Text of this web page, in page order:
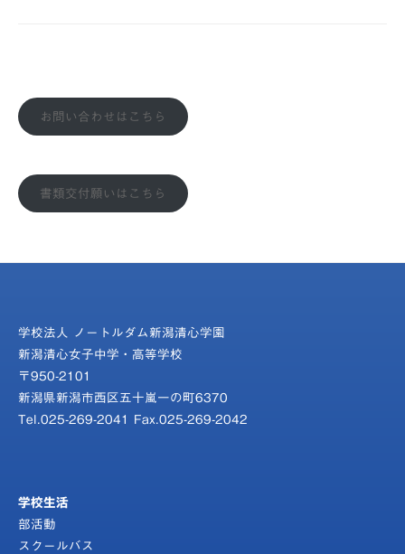
お問い合わせはこちら
書類交付願いはこちら
学校法人 ノートルダム新潟清心学園
新潟清心女子中学・高等学校
〒950-2101
新潟県新潟市西区五十嵐一の町6370
Tel.025-269-2041 Fax.025-269-2042
学校生活
部活動
スクールバス